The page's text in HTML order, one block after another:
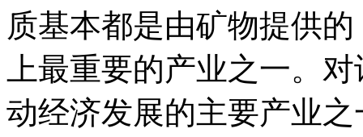
质基本都是由矿物提供
上最重要的产业之一。
动经济发展的主要产业之